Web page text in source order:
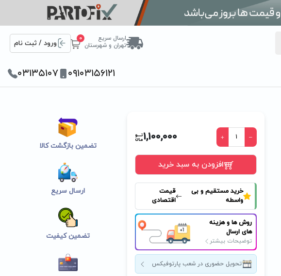
ارسال سریع
تهران و شهرستان
0
ورود / ثبت نام
۰۹۱۰۳۱۵۶۱۲۱ ۰۳۱۳۵۱۰۷
1,100,000
افزودن به سبد خرید
خرید مستقیم و بی
واسطه
قیمت
اقتصادی
روش ها و هزینه
های ارسال
توضیحات بیشتر
تحویل حضوری در شعب پارتوفیکس
تضمین بازگشت کالا
ارسال سریع
تضمین کیفیت